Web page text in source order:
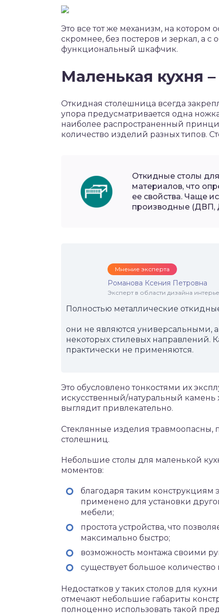
Это все тот же механизм, на котором
скромнее, без постеров и зеркал, а
функциональный шкафчик.
Маленькая кухня
Откидная столешница всегда
упора предусматривается одна
наиболее распространенный
количество изделий разных типов.
Откидные столы
материалов, что
ее свойства. Чаще
производные
Мнение эксперта
Романова Ксения Петровна
Эксперт в области дизайна
Полностью металлические
они не являются универсальными,
некоторых стилевых
практически не применяются.
Это обусловлено тонкостями их
искусственный/натуральный камень
выглядит привлекательно.
Стеклянные изделия травмоопасны,
столешниц.
Небольшие столы для маленькой
моментов:
благодаря таким конструкциям
применено для установки
мебели;
простота устройства, что
максимально быстро;
возможность монтажа своими
существует большое
Недостатков у таких столов для
отмечают небольшие габариты
полноценно использовать такой